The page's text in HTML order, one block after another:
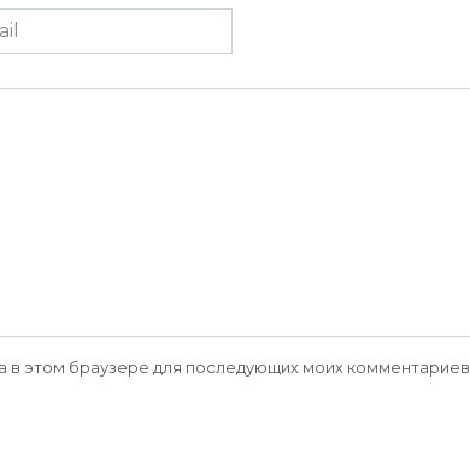
в этом браузере для последующих моих комментариев.